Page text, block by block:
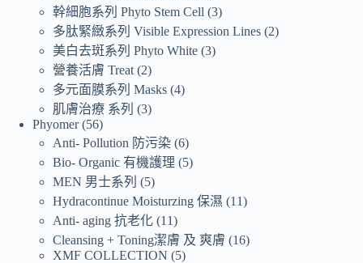
幹細胞系列 Phyto Stem Cell 3
多肽緊緻系列 Visible Expression Lines 2
美白去斑系列 Phyto White 3
營養活膚 Treat 2
多元面膜系列 Masks 4
肌膚治療 系列
3
Phyomer 56
Anti- Pollution 防污染 6
Bio- Organic 有機護理
5
MEN 男士系列
5
Hydracontinue Moisturzing 保濕
11
Anti- aging 抗老化 11
Cleansing + Toning潔膚 及 爽膚
16
XMF COLLECTION
5